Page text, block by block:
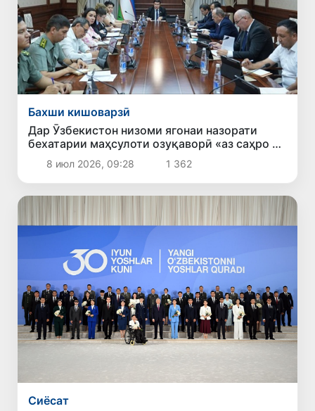
Бахши кишоварзӣ
Дар Ӯзбекистон низоми ягонаи назорати
бехатарии маҳсулоти озуқаворӣ «аз саҳро то
дастархон» ҷорӣ карда мешавад
8 июл 2026, 09:28 1 362
Сиёсат